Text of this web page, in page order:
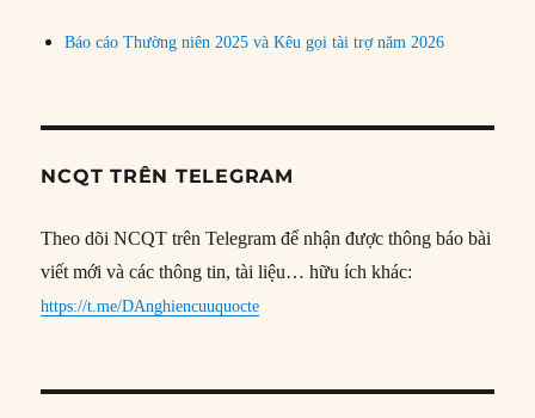
Báo cáo Thường niên 2025 và Kêu gọi tài trợ năm 2026
NCQT TRÊN TELEGRAM
Theo dõi NCQT trên Telegram để nhận được thông báo bài
viết mới và các thông tin, tài liệu… hữu ích khác:
https://t.me/DAnghiencuuquocte